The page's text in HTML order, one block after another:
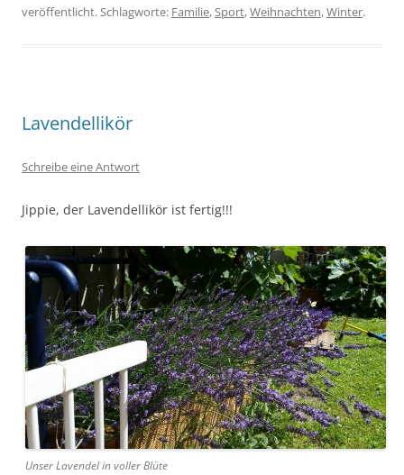
veröffentlicht. Schlagworte: Familie,Sport,Weihnachten,Winter.
Lavendellikör
Schreibe eine Antwort
Jippie, der Lavendellikör ist fertig!!!
Unser Lavendel in voller Blüte